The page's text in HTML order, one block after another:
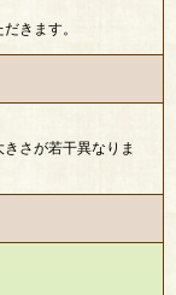
きます。
さが若干異なりま